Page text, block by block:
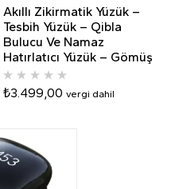
Akıllı Zikirmatik Yüzük –
Tesbih Yüzük – Qibla
Bulucu Ve Namaz
Hatırlatıcı Yüzük – Gömüş
₺3.499,00 vergi dahil